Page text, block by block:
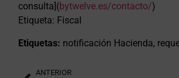
consulta](bytwelve.es/contacto/)
Etiqueta: Fiscal
Etiquetas: notificación Hacienda,
ANTERIOR